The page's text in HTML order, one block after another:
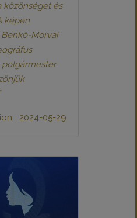
közönséget és
képen
Morvai
polgármester
2024-05-29